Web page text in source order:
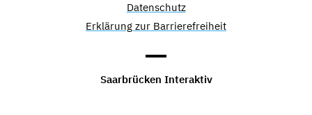
Datenschutz
Erklärung zur Barrierefreiheit
Saarbrücken Interaktiv